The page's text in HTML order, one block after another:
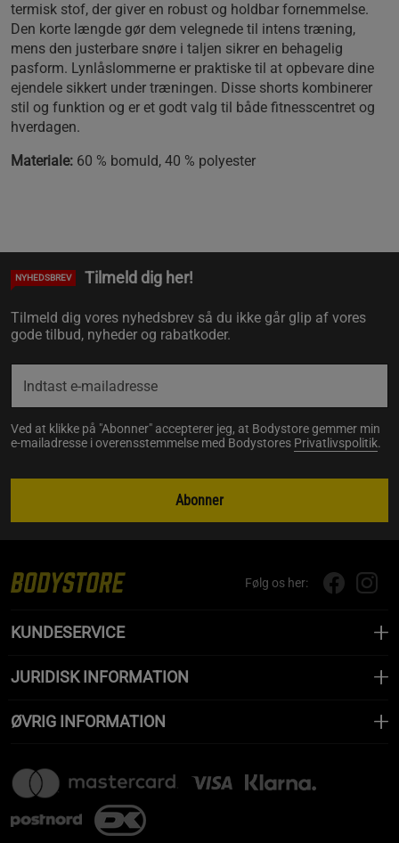
termisk stof, der giver en robust og holdbar fornemmelse.
Den korte længde gør dem velegnede til intens træning,
mens den justerbare snøre i taljen sikrer en behagelig
pasform. Lynlåslommerne er praktiske til at opbevare dine
ejendele sikkert under træningen. Disse shorts kombinerer
stil og funktion og er et godt valg til både fitnesscentret og
hverdagen.
Materiale: 60 % bomuld, 40 % polyester
NYHEDSBREV Tilmeld dig her!
Tilmeld dig vores nyhedsbrev så du ikke går glip af vores
gode tilbud, nyheder og rabatkoder.
Ved at klikke på "Abonner" accepterer jeg, at Bodystore gemmer min
e-mailadresse i overensstemmelse med Bodystores Privatlivspolitik.
Abonner
Følg os her:
KUNDESERVICE
JURIDISK INFORMATION
ØVRIG INFORMATION